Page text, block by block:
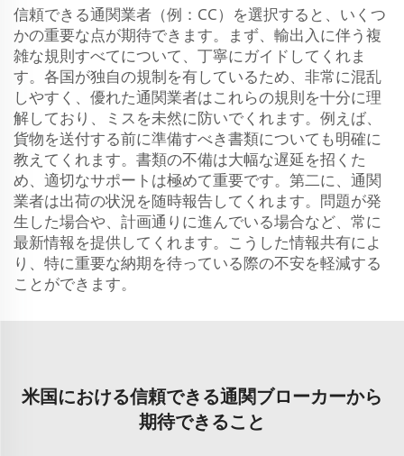
信頼できる通関業者（例：CC）を選択すると、いくつ
かの重要な点が期待できます。まず、輸出入に伴う複
雑な規則すべてについて、丁寧にガイドしてくれま
す。各国が独自の規制を有しているため、非常に混乱
しやすく、優れた通関業者はこれらの規則を十分に理
解しており、ミスを未然に防いでくれます。例えば、
貨物を送付する前に準備すべき書類についても明確に
教えてくれます。書類の不備は大幅な遅延を招くた
め、適切なサポートは極めて重要です。第二に、通関
業者は出荷の状況を随時報告してくれます。問題が発
生した場合や、計画通りに進んでいる場合など、常に
最新情報を提供してくれます。こうした情報共有によ
り、特に重要な納期を待っている際の不安を軽減する
ことができます。
米国における信頼できる通関ブローカーから
期待できること